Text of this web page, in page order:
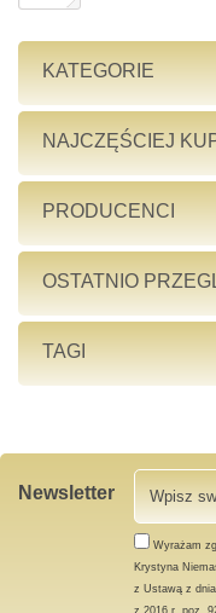
KATEGORIE
NAJCZĘŚCIEJ
PRODUCENCI
OSTATNIO
TAGI
Newsletter
Wyrażam
Krystyna
z Ustawą z
z 2016 r. poz.